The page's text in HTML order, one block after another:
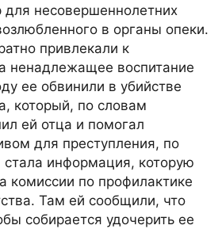
для несовершеннолетних
в органы опеки.
привлекали к
ненадлежащее воспитание
ее обвинили в убийстве
который, по словам
ей отца и помогал
для преступления, по
стала информация, которую
комиссии по профилактике
Там ей сообщили, что
собирается удочерить ее